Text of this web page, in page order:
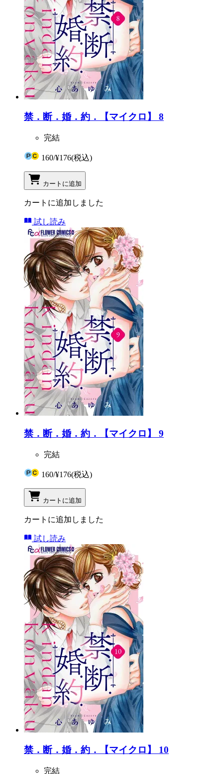
禁．断．婚．約．【マイクロ】 8
完結
160/¥176(税込)
カートに追加
カートに追加しました
試し読み
禁．断．婚．約．【マイクロ】 9
完結
160/¥176(税込)
カートに追加
カートに追加しました
試し読み
禁．断．婚．約．【マイクロ】 10
完結